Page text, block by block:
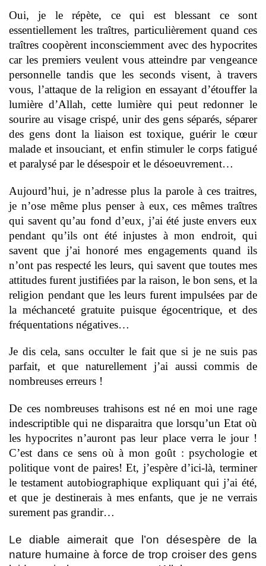
Oui, je le répète, ce qui est blessant ce sont
essentiellement les traîtres, particulièrement quand ces
traîtres coopèrent inconsciemment avec des hypocrites
car les premiers veulent vous atteindre par vengeance
personnelle tandis que les seconds visent, à travers
vous, l’attaque de la religion en essayant d’étouffer la
lumière d’Allah, cette lumière qui peut redonner le
sourire au visage crispé, unir des gens séparés, séparer
des gens dont la liaison est toxique, guérir le cœur
malade et insouciant, et enfin stimuler le corps fatigué
et paralysé par le désespoir et le désoeuvrement…
Aujourd’hui, je n’adresse plus la parole à ces traitres,
je n’ose même plus penser à eux, ces mêmes traîtres
qui savent qu’au fond d’eux, j’ai été juste envers eux
pendant qu’ils ont été injustes à mon endroit, qui
savent que j’ai honoré mes engagements quand ils
n’ont pas respecté les leurs, qui savent que toutes mes
attitudes furent justifiées par la raison, le bon sens, et la
religion pendant que les leurs furent impulsées par de
la méchanceté gratuite puisque égocentrique, et des
fréquentations négatives…
Je dis cela, sans occulter le fait que si je ne suis pas
parfait, et que naturellement j’ai aussi commis de
nombreuses erreurs !
De ces nombreuses trahisons est né en moi une rage
indescriptible qui ne disparaitra que lorsqu’un Etat où
les hypocrites n’auront pas leur place verra le jour !
C’est dans ce sens où à mon goût : psychologie et
politique vont de paires! Et, j’espère d’ici-là, terminer
le testament autobiographique expliquant qui j’ai été,
et que je destinerais à mes enfants, que je ne verrais
surement pas grandir…
Le diable aimerait que l’on désespère de la
nature humaine à force de trop croiser des gens